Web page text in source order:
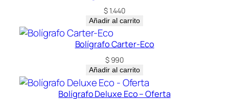
$1.440
Añadir al carrito
Bolígrafo Carter-Eco
$990
Añadir al carrito
Bolígrafo Deluxe Eco – Oferta